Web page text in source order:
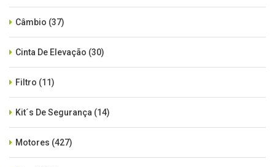
Câmbio (37)
Cinta De Elevação (30)
Filtro (11)
Kit´s De Segurança (14)
Motores (427)